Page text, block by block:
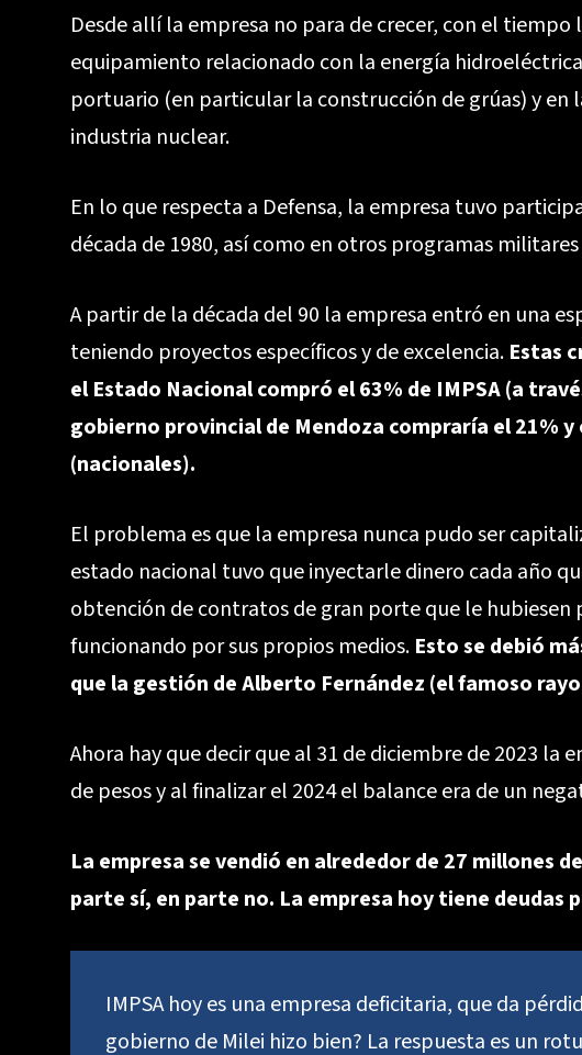
Desde allí la empresa no para de crecer, con el
equipamiento relacionado con la energía
portuario (en particular la construcción de grúas) y en
industria nuclear.
En lo que respecta a Defensa, la empresa tuvo
década de 1980, así como en otros programas
A partir de la década del 90 la empresa entró en una
teniendo proyectos específicos y de excelencia. Estas
el Estado Nacional compró el 63% de IMPSA (a
gobierno provincial de Mendoza compraría el 21%
(nacionales).
El problema es que la empresa nunca pudo ser
estado nacional tuvo que inyectarle dinero cada año
obtención de contratos de gran porte que le hubiesen
funcionando por sus propios medios. Esto se debió
que la gestión de Alberto Fernández (el famoso
Ahora hay que decir que al 31 de diciembre de 2023
de pesos y al finalizar el 2024 el balance era de un
La empresa se vendió en alrededor de 27 millones
parte sí, en parte no. La empresa hoy tiene deudas
IMPSA hoy es una empresa deficitaria, que da
gobierno de Milei hizo bien? La respuesta es un